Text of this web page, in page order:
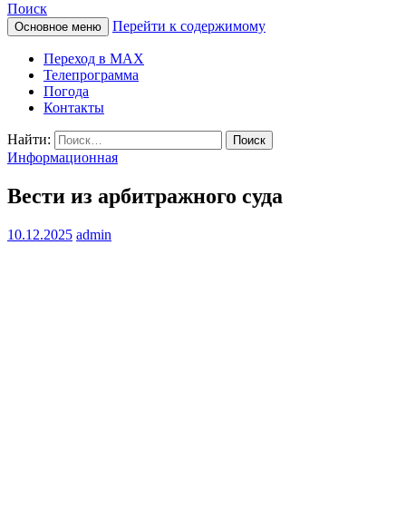
КАМЧАТСКОЕ
ИНФОРМАЦИОННОЕ
АГЕНТСТВО (КИА
«ВЕСТИ»)
Поиск
Основное меню Перейти к содержимому
Переход в MAX
Телепрограмма
Погода
Контакты
Найти:
Информационная
Вести из арбитражного суда
10.12.2025 admin